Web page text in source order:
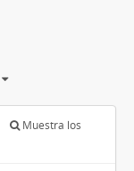
Muestra los